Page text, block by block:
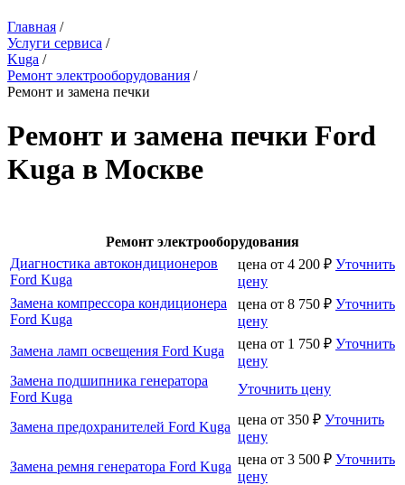
Главная /
Услуги сервиса /
Kuga /
Ремонт электрооборудования /
Ремонт и замена печки
Ремонт и замена печки Ford
Kuga в Москве
Ремонт электрооборудования
Диагностика автокондиционеров
Ford Kuga
цена от 4 200 ₽ Уточнить
цену
Замена компрессора кондиционера
Ford Kuga
цена от 8 750 ₽ Уточнить
цену
Замена ламп освещения Ford Kuga
цена от 1 750 ₽ Уточнить
цену
Замена подшипника генератора
Ford Kuga
Уточнить цену
Замена предохранителей Ford Kuga цена от 350 ₽ Уточнить
цену
Замена ремня генератора Ford Kuga цена от 3 500 ₽ Уточнить
цену